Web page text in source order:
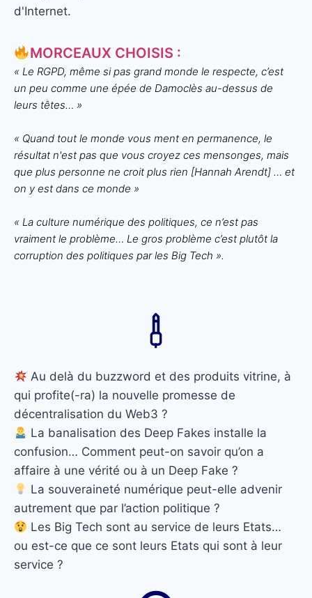
d'Internet.
MORCEAUX CHOISIS :
« Le RGPD, même si pas grand monde le respecte, c’est
un peu comme une épée de Damoclès au-dessus de
leurs têtes… »
« Quand tout le monde vous ment en permanence, le
résultat n'est pas que vous croyez ces mensonges, mais
que plus personne ne croit plus rien [Hannah Arendt] … et
on y est dans ce monde »
« La culture numérique des politiques, ce n’est pas
vraiment le problème… Le gros problème c’est plutôt la
corruption des politiques par les Big Tech ».
Au delà du buzzword et des produits vitrine, à
qui profite(-ra) la nouvelle promesse de
décentralisation du Web3 ?
La banalisation des Deep Fakes installe la
confusion… Comment peut-on savoir qu’on a
affaire à une vérité ou à un Deep Fake ?
La souveraineté numérique peut-elle advenir
autrement que par l’action politique ?
Les Big Tech sont au service de leurs Etats…
ou est-ce que ce sont leurs Etats qui sont à leur
service ?